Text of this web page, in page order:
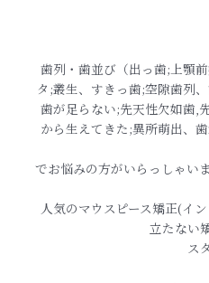
歯列・歯並び（出っ歯;上顎
タ;叢生、すきっ歯;空隙歯列
歯が足らない;先天性欠如歯,
から生えてきた;異所萌出、
でお悩みの方がいらっしゃい
人気のマウスピース矯正(イ
立たない
ス